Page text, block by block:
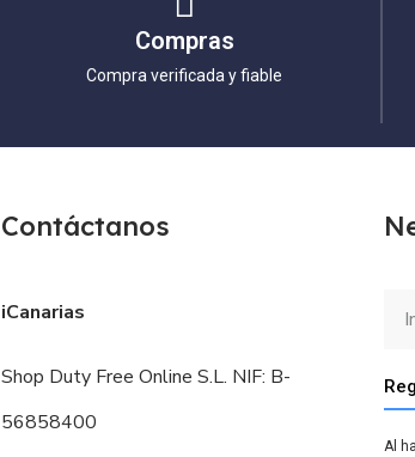
Compras
Compra verificada y fiable
Contáctanos
iCanarias
Shop Duty Free Online S.L. NIF: B-
56858400
Al